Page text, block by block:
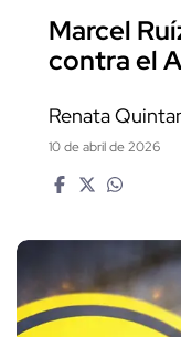
Marcel
contra el
Renata
10 de abril de 2026